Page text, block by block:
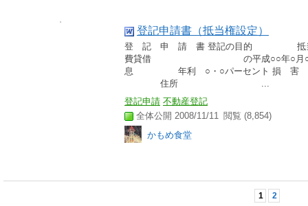
登記申請書（抵当権設定）
登 記 申 請 書 登記の目的 抵
費貸借 の平成○○年○月○
息 年利 ○・○パーセント 損 害
住所 ...
登記申請 不動産登記
全体公開 2008/11/11 閲覧 (8,854)
かもめ食堂
1 2